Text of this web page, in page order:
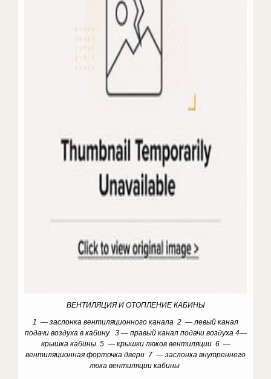
ВЕНТИЛЯЦИЯ И ОТОПЛЕНИЕ КАБИНЫ
1 — заслонка вентиляционного канала 2 — левый канал
подачи воздуха в кабину 3 — правый канал подачи воздуха 4—
крышка кабины 5 — крышки люков вентиляции 6 —
вентиляционная форточка двери 7 — заслонка внутреннего
люка вентиляции кабины